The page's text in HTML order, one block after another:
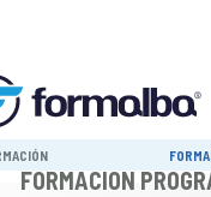
FORMACIÓN